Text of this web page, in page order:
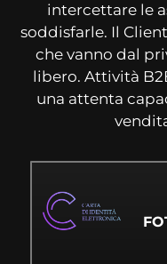
intercettare le
soddisfarle. Il
che vanno dal
libero. Attività
una attenta